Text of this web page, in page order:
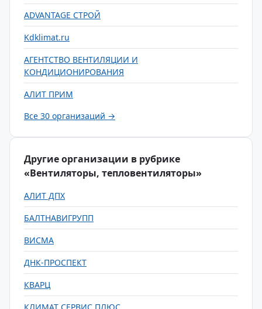
ADVANTAGE СТРОЙ
Kdklimat.ru
АГЕНТСТВО ВЕНТИЛЯЦИИ И
КОНДИЦИОНИРОВАНИЯ
АЛИТ ПРИМ
Все 30 организаций →
Другие организации в рубрике
«Вентиляторы, тепловентиляторы»
АЛИТ ДПХ
БАЛТНАВИГРУПП
ВИСМА
ДНК-ПРОСПЕКТ
КВАРЦ